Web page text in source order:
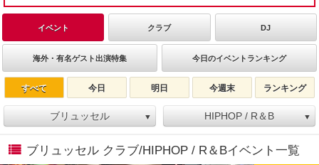
イベント クラブ DJ
海外・有名ゲスト出演特集 今日のイベントランキング
すべて 今日 明日 今週末 ランキング
ブリュッセル ▼ HIPHOP / R＆B ▼
ブリュッセル クラブ/HIPHOP / R＆Bイベント一覧